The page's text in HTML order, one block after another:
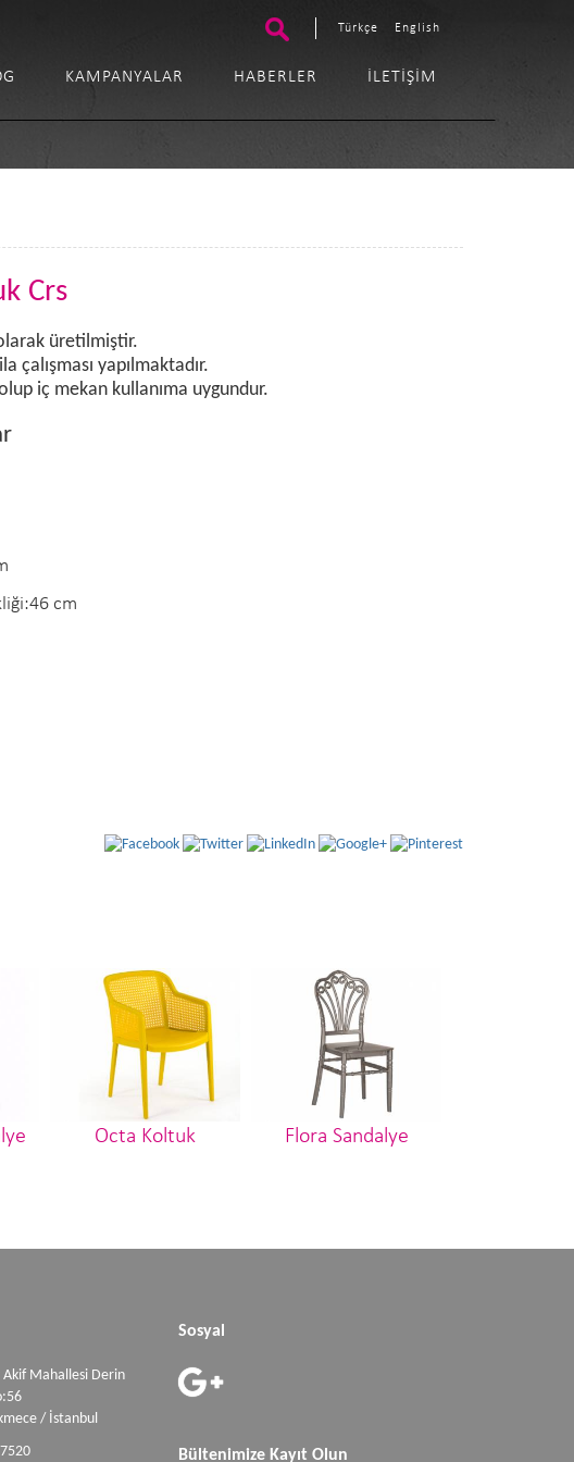
Türkçe English
KAMPANYALAR HABERLER İLETIŞIM
Crs
üretilmiştir.
çalışması yapılmaktadır.
iç mekan kullanıma uygundur.
cm
Octa Koltuk Flora Sandalye
Mahallesi Derin
/ İstanbul
Sosyal
Bültenimize Kayıt Olun